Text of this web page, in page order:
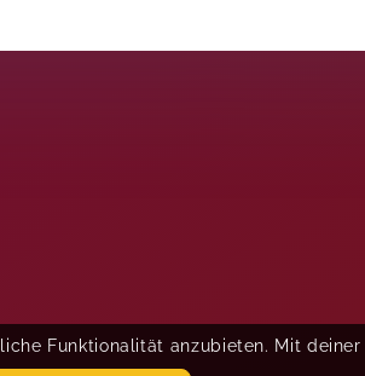
Funktionalität anzubieten. Mit